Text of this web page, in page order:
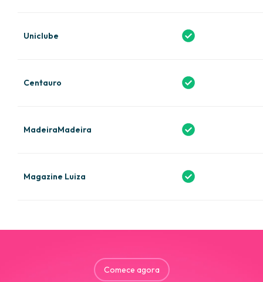
Uniclube
Centauro
MadeiraMadeira
Magazine Luiza
Comece agora